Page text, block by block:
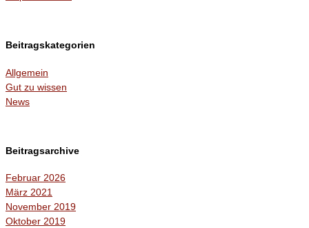
Beitragskategorien
Allgemein
Gut zu wissen
News
Beitragsarchive
Februar 2026
März 2021
November 2019
Oktober 2019